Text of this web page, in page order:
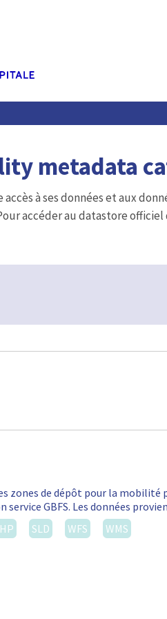
metadata
à ses données et aux
accéder au datastore
zones de dépôt pour la mobilité
service GBFS. Les données
SLD WFS WMS